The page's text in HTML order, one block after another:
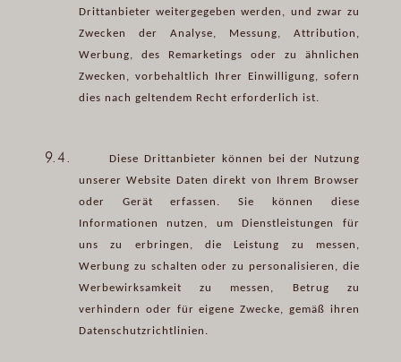
Drittanbieter weitergegeben werden, und zwar zu
Zwecken der Analyse, Messung, Attribution,
Werbung, des Remarketings oder zu ähnlichen
Zwecken, vorbehaltlich Ihrer Einwilligung, sofern
dies nach geltendem Recht erforderlich ist.
9.4.
Diese Drittanbieter können bei der Nutzung
unserer Website Daten direkt von Ihrem Browser
oder Gerät erfassen. Sie können diese
Informationen nutzen, um Dienstleistungen für
uns zu erbringen, die Leistung zu messen,
Werbung zu schalten oder zu personalisieren, die
Werbewirksamkeit zu messen, Betrug zu
verhindern oder für eigene Zwecke, gemäß ihren
Datenschutzrichtlinien.